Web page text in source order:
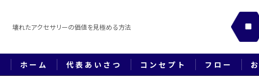
壊れたアクセサリーの価値を見極める方法
ホーム 代表あいさつ コンセプト フロー